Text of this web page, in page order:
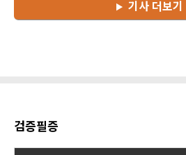
기사 더보기
검증필증